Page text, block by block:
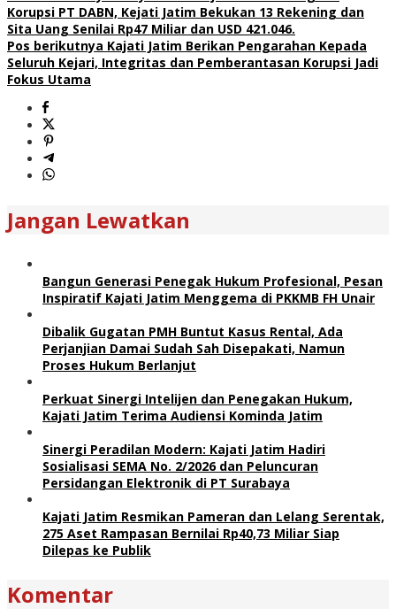
Korupsi PT DABN, Kejati Jatim Bekukan 13 Rekening dan
Sita Uang Senilai Rp47 Miliar dan USD 421.046.
Pos berikutnya Kajati Jatim Berikan Pengarahan Kepada
Seluruh Kejari, Integritas dan Pemberantasan Korupsi Jadi
Fokus Utama
Jangan Lewatkan
Bangun Generasi Penegak Hukum Profesional, Pesan
Inspiratif Kajati Jatim Menggema di PKKMB FH Unair
Dibalik Gugatan PMH Buntut Kasus Rental, Ada
Perjanjian Damai Sudah Sah Disepakati, Namun
Proses Hukum Berlanjut
Perkuat Sinergi Intelijen dan Penegakan Hukum,
Kajati Jatim Terima Audiensi Kominda Jatim
Sinergi Peradilan Modern: Kajati Jatim Hadiri
Sosialisasi SEMA No. 2/2026 dan Peluncuran
Persidangan Elektronik di PT Surabaya
Kajati Jatim Resmikan Pameran dan Lelang Serentak,
275 Aset Rampasan Bernilai Rp40,73 Miliar Siap
Dilepas ke Publik
Komentar